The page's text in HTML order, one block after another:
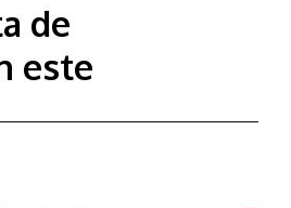
de
este